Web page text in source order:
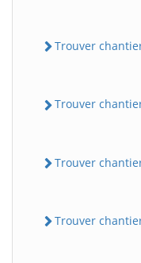
Trouver
Trouver
Trouver
Trouver